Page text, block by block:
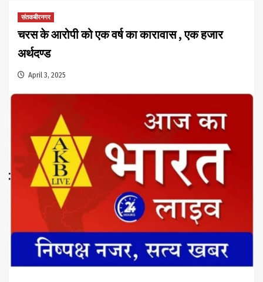
संतकबीरनगर
चरस के आरोपी को एक वर्ष का कारावास , एक हजार
अर्थदण्ड
April 3, 2025